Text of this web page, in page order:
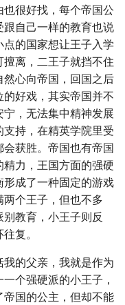
很好找，每个帝国公
自己一样的教育也说
的国家想让王子入学
离，二王子就挡不住
心向帝国，回国之后
好戏，其实帝国并不
，无法集中精神发展
持，在精英学院里受
获胜。帝国也有帝国
力，王国方面的强硬
成了一种固定的游戏
个王子，但也不多
教育，小王子则反
复。
的父亲，我就是作为
个强硬派的小王子，
国的公主，但却不能